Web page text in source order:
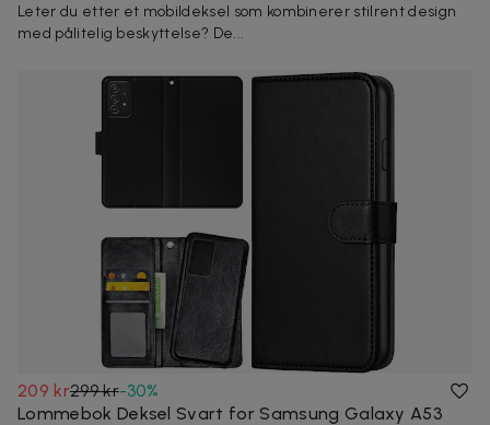
Leter du etter et mobildeksel som kombinerer stilrent design
med pålitelig beskyttelse? De...
209 kr299 kr-30%
Lommebok Deksel Svart for Samsung Galaxy A53